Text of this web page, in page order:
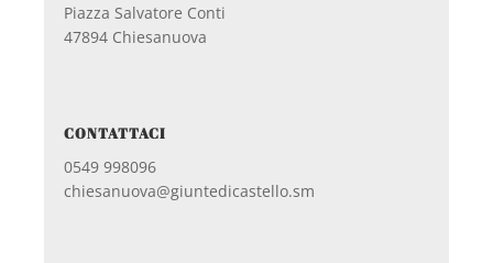
Piazza Salvatore Conti
47894 Chiesanuova
CONTATTACI
0549 998096
chiesanuova@giuntedicastello.sm